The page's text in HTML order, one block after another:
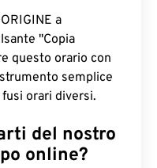
a
"Copia
questo orario con
semplice
orari diversi.
del nostro
online?